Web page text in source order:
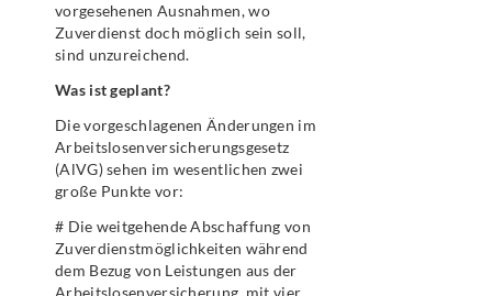
vorgesehenen Ausnahmen, wo
Zuverdienst doch möglich sein soll,
sind unzureichend.
Was ist geplant?
Die vorgeschlagenen Änderungen im
Arbeitslosenversicherungsgesetz
(AlVG) sehen im wesentlichen zwei
große Punkte vor:
# Die weitgehende Abschaffung von
Zuverdienstmöglichkeiten während
dem Bezug von Leistungen aus der